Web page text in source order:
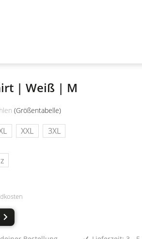
| Weiß | M
(Größentabelle)
XXL 3XL